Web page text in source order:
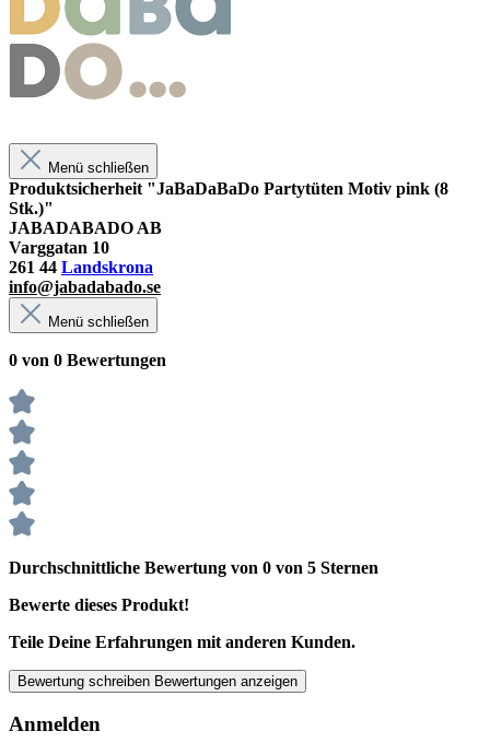
Menü schließen
Produktsicherheit "JaBaDaBaDo Partytüten Motiv pink (8
Stk.)"
JABADABADO AB
Varggatan 10
261 44 Landskrona
info@jabadabado.se
Menü schließen
0 von 0 Bewertungen
Durchschnittliche Bewertung von 0 von 5 Sternen
Bewerte dieses Produkt!
Teile Deine Erfahrungen mit anderen Kunden.
Bewertung schreiben Bewertungen anzeigen
Anmelden